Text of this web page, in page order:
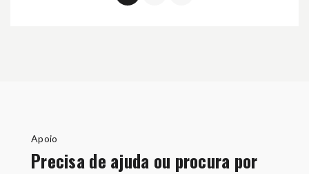
Apoio
Precisa de ajuda ou procura por